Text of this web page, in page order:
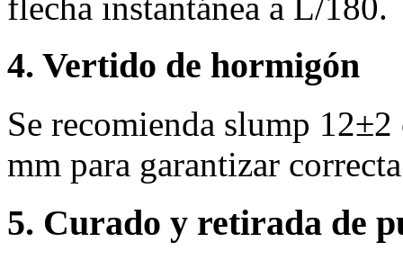
4. Vertido de hormigón
Se recomienda slump
mm para garantizar
5. Curado y retirada de